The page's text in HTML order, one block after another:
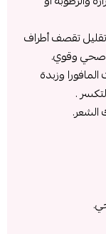
تقصف أطراف
وزبدة
.